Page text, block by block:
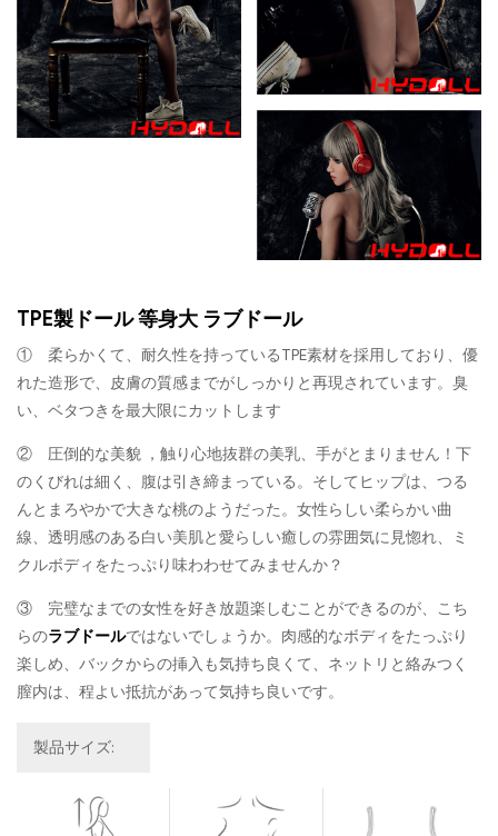
TPE製ドール 等身大 ラブドール
① 柔らかくて、耐久性を持っているTPE素材を採用しており、優
れた造形で、皮膚の質感までがしっかりと再現されています。臭
い、ベタつきを最大限にカットします
② 圧倒的な美貌 ，触り心地抜群の美乳、手がとまりません！下
のくびれは細く、腹は引き締まっている。そしてヒップは、つる
んとまろやかで大きな桃のようだった。女性らしい柔らかい曲
線、透明感のある白い美肌と愛らしい癒しの雰囲気に見惚れ、ミ
クルボディをたっぷり味わわせてみませんか？
③ 完璧なまでの女性を好き放題楽しむことができるのが、こち
らのラブドールではないでしょうか。肉感的なボディをたっぷり
楽しめ、バックからの挿入も気持ち良くて、ネットリと絡みつく
膣内は、程よい抵抗があって気持ち良いです。
製品サイズ: